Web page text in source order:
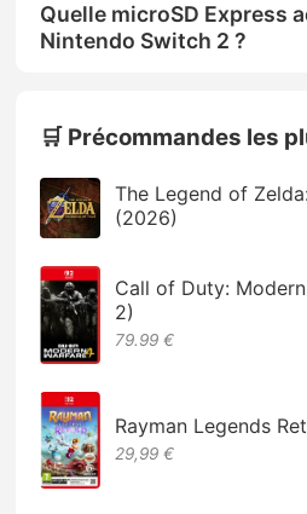
Quelle microSD Express
Nintendo Switch 2 ?
🛒 Précommandes les
The Legend of
(2026)
Call of Duty:
2)
79.99 €
Rayman Legends
29,99 €